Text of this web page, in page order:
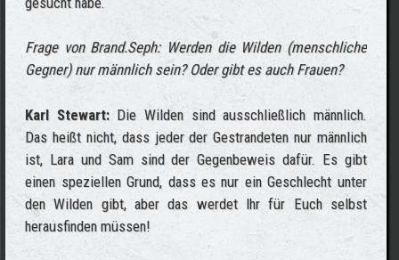
Frage von Brand.Seph: Werden die Wilden (menschliche
Gegner) nur männlich sein? Oder gibt es auch Frauen?
Karl Stewart:Die Wilden sind ausschließlich männlich.
Das heißt nicht, dass jeder der Gestrandeten nur männlich
ist, Lara und Sam sind der Gegenbeweis dafür. Es gibt
einen speziellen Grund, dass es nur ein Geschlecht unter
den Wilden gibt, aber das werdet Ihr für Euch selbst
herausfinden müssen!